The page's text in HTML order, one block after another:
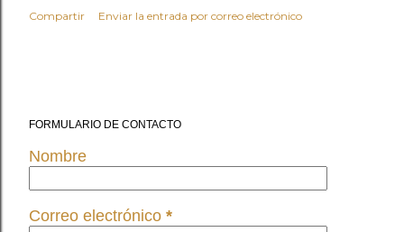
Compartir Enviar la entrada por correo electrónico
FORMULARIO DE CONTACTO
Nombre
Correo electrónico *